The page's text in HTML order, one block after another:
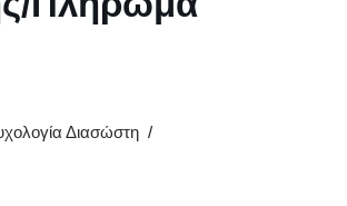
Διασώστη